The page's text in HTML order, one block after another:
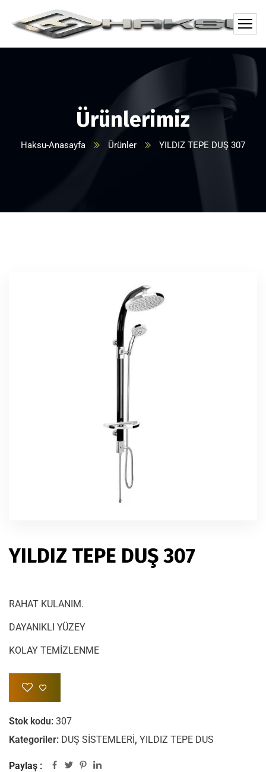
Ürünlerimiz
Haksu-Anasayfa Ürünler YILDIZ TEPE DUŞ 307
YILDIZ TEPE DUŞ 307
RAHAT KULANIM.
DAYANIKLI YÜZEY
KOLAY TEMİZLENME
Stok kodu: 307
Kategoriler: DUŞ SİSTEMLERİ, YILDIZ TEPE DUS
Paylaş :